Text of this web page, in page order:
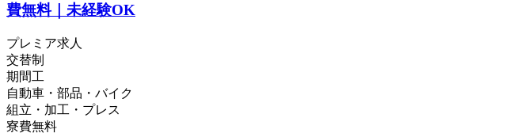
費無料｜未経験OK
プレミア求人
交替制
期間工
自動車・部品・バイク
組立・加工・プレス
寮費無料